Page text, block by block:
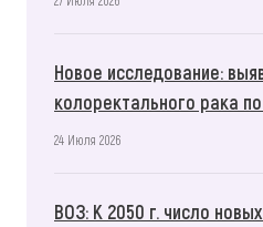
Новое исследование:
колоректального рака
24 Июля 2026
ВОЗ: К 2050 г. число